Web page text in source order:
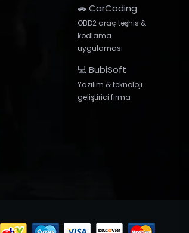
🚗 CarCoding
OBD2 araç teşhis &
kodlama
uygulaması
💻 BubiSoft
Yazılım & teknoloji
geliştirici firma